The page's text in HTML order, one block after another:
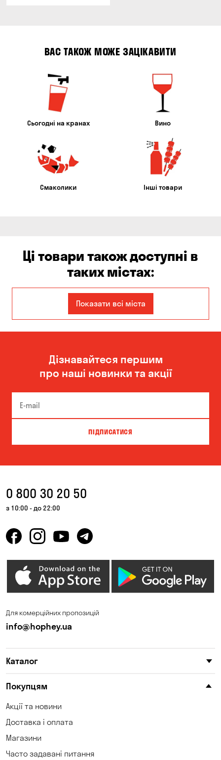
ВАС ТАКОЖ МОЖЕ ЗАЦІКАВИТИ
Сьогодні на кранах Вино
Смаколики Інші товари
Ці товари також доступні в
таких містах:
Миколаїв
Показати всі міста
Дізнавайтеся першим
про наші новинки та акції
ПІДПИСАТИСЯ
0 800 30 20 50
з 10:00 - до 22:00
Для комерційних пропозицій
info@hophey.ua
Каталог
Покупцям
Акції та новини
Доставка і оплата
Магазини
Часто задавані питання